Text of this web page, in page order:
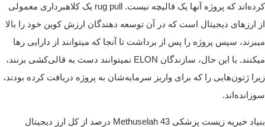
کرده‌اند که پروژه آنها یک قالیچه نیست. rug pull یک کلاهبرداری معمولی
از ارزهای دیجیتال است که در آن توسعه دهندگان ارزش کوین خود را بالا
میبرند، سپس پروژه را پس از برداشت تا آنجا که میتوانند از دارایی رها
میکنند. با این حال، سازندگان ELON نمیتوانند دست به قالی‌کشی بزنند،
زیرا ژتون‌هایی را که برای واریز سرمایه‌شان به پروژه دریافت کرده بودند،
سوزانده‌اند.
بنیاد خیریه زیست پزشکی Methuselah 43 درصد از کل ارز دیجیتال